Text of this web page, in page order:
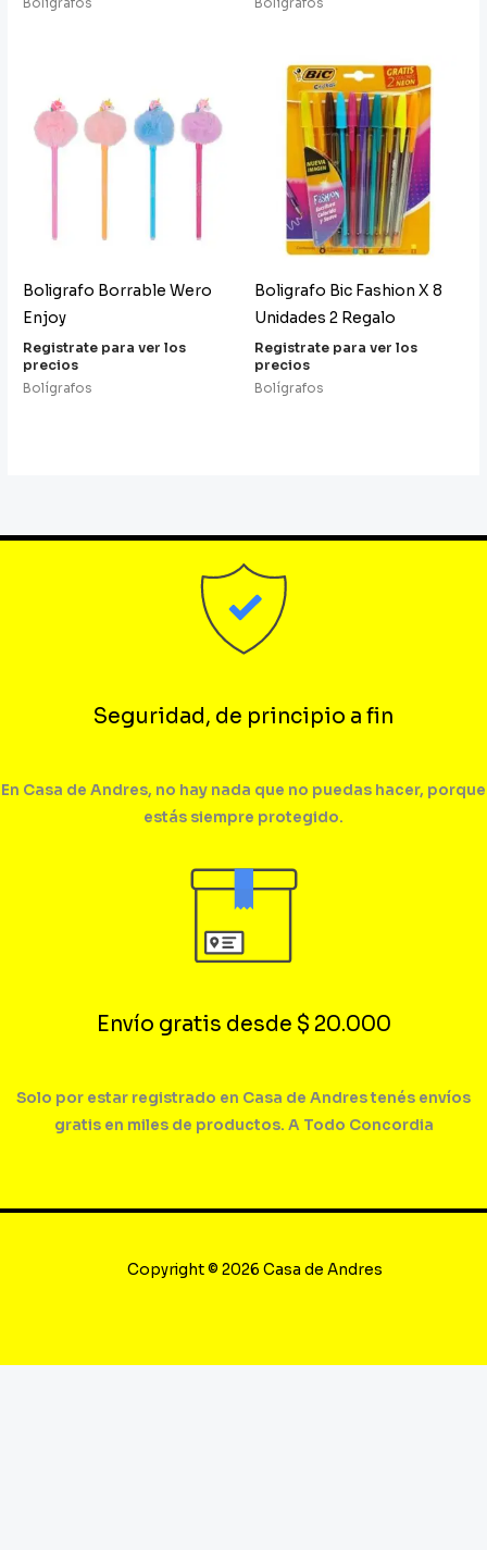
Bolígrafos Bolígrafos
Boligrafo Borrable Wero
Enjoy
Registrate para ver los
precios
Bolígrafos
Boligrafo Bic Fashion X 8
Unidades 2 Regalo
Registrate para ver los
precios
Bolígrafos
Seguridad, de principio a fin
En Casa de Andres, no hay nada que no puedas hacer, porque
estás siempre protegido.
Envío gratis desde $ 20.000
Solo por estar registrado en Casa de Andres tenés envíos
gratis en miles de productos. A Todo Concordia
Copyright © 2026 Casa de Andres